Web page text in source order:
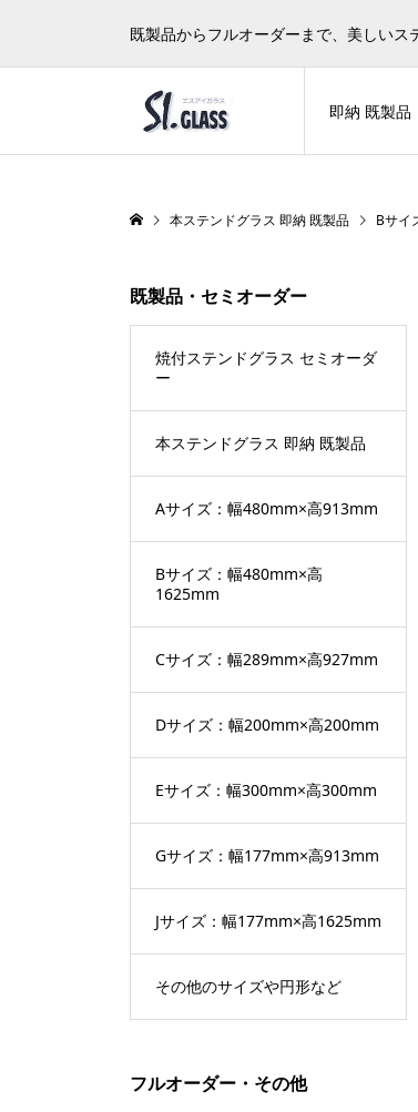
既製品からフルオーダーまで、美しいス
即納 既製品
本ステンドグラス 即納 既製品 Bサイ
既製品・セミオーダー
焼付ステンドグラス セミオーダ
ー
本ステンドグラス 即納 既製品
Aサイズ：幅480mm×高913mm
Bサイズ：幅480mm×高
1625mm
Cサイズ：幅289mm×高927mm
Dサイズ：幅200mm×高200mm
Eサイズ：幅300mm×高300mm
Gサイズ：幅177mm×高913mm
Jサイズ：幅177mm×高1625mm
その他のサイズや円形など
フルオーダー・その他